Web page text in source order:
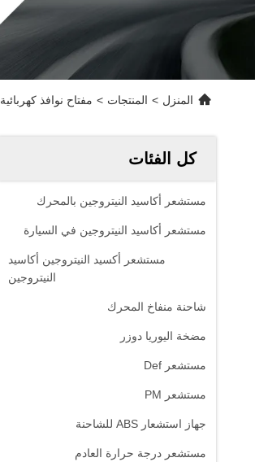
المنزل > المنتجات > مفتاح نوافذ كهربائية
كل الفئات
مستشعر أكاسيد النيتروجين بالمحرك
مستشعر أكاسيد النيتروجين في السيارة
مستشعر أكسيد النيتروجين أكاسيد
النيتروجين
شاحنة منفاخ المحرك
مضخة اليوريا دوزر
مستشعر Def
مستشعر PM
جهاز استشعار ABS للشاحنة
مستشعر درجة حرارة العادم